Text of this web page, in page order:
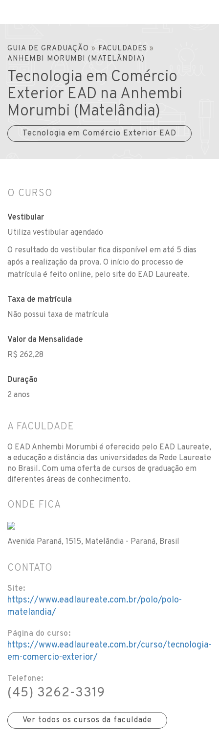
GUIA DE GRADUAÇÃO » FACULDADES »
ANHEMBI MORUMBI (MATELÂNDIA)
Tecnologia em Comércio
Exterior EAD na Anhembi
Morumbi (Matelândia)
Tecnologia em Comércio Exterior EAD
O CURSO
Vestibular
Utiliza vestibular agendado
O resultado do vestibular fica disponível em até 5 dias
após a realização da prova. O início do processo de
matrícula é feito online, pelo site do EAD Laureate.
Taxa de matrícula
Não possui taxa de matrícula
Valor da Mensalidade
R$ 262,28
Duração
2 anos
A FACULDADE
O EAD Anhembi Morumbi é oferecido pelo EAD Laureate,
a educação a distância das universidades da Rede Laureate
no Brasil. Com uma oferta de cursos de graduação em
diferentes áreas de conhecimento.
ONDE FICA
Avenida Paraná, 1515, Matelândia - Paraná, Brasil
CONTATO
Site:
https://www.eadlaureate.com.br/polo/polo-
matelandia/
Página do curso:
https://www.eadlaureate.com.br/curso/tecnologia-
em-comercio-exterior/
Telefone:
(45) 3262-3319
Ver todos os cursos da faculdade